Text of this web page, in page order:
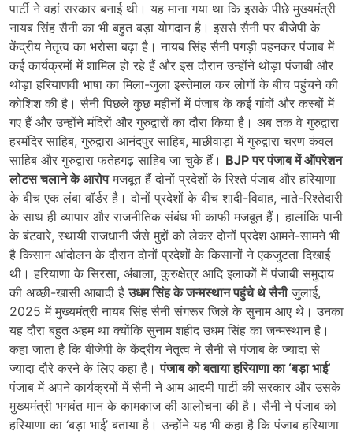
पार्टी ने वहां सरकार बनाई थी। यह माना गया था कि इसके पीछे मुख्यमंत्री
नायब सिंह सैनी का भी बहुत बड़ा योगदान है। इससे सैनी पर बीजेपी के
केंद्रीय नेतृत्व का भरोसा बढ़ा है। नायब सिंह सैनी पगड़ी पहनकर पंजाब में
कई कार्यक्रमों में शामिल हो रहे हैं और इस दौरान उन्होंने थोड़ा पंजाबी और
थोड़ा हरियाणवी भाषा का मिला-जुला इस्तेमाल कर लोगों के बीच पहुंचने की
कोशिश की है। सैनी पिछले कुछ महीनों में पंजाब के कई गांवों और कस्बों में
गए हैं और उन्होंने मंदिरों और गुरुद्वारों का दौरा किया है। अब तक वे गुरुद्वारा
हरमंदिर साहिब, गुरुद्वारा आनंदपुर साहिब, माछीवाड़ा में गुरुद्वारा चरण कंवल
साहिब और गुरुद्वारा फतेहगढ़ साहिब जा चुके हैं। BJP पर पंजाब में ऑपरेशन
लोटस चलाने के आरोपमजबूत हैं दोनों प्रदेशों के रिश्ते पंजाब और हरियाणा
के बीच एक लंबा बॉर्डर है। दोनों प्रदेशों के बीच शादी-विवाह, नाते-रिश्तेदारी
के साथ ही व्यापार और राजनीतिक संबंध भी काफी मजबूत हैं। हालांकि पानी
के बंटवारे, स्थायी राजधानी जैसे मुद्दों को लेकर दोनों प्रदेश आमने-सामने भी
है किसान आंदोलन के दौरान दोनों प्रदेशों के किसानों ने एकजुटता दिखाई
थी। हरियाणा के सिरसा, अंबाला, कुरुक्षेत्र आदि इलाकों में पंजाबी समुदाय
की अच्छी-खासी आबादी हैउधम सिंह के जन्मस्थान पहुंचे थे सैनीजुलाई,
2025 में मुख्यमंत्री नायब सिंह सैनी संगरूर जिले के सुनाम आए थे। उनका
यह दौरा बहुत अहम था क्योंकि सुनाम शहीद उधम सिंह का जन्मस्थान है।
कहा जाता है कि बीजेपी के केंद्रीय नेतृत्व ने सैनी से पंजाब के ज्यादा से
ज्यादा दौरे करने के लिए कहा है।पंजाब को बताया हरियाणा का ‘बड़ा भाई’
पंजाब में अपने कार्यक्रमों में सैनी ने आम आदमी पार्टी की सरकार और उसके
मुख्यमंत्री भगवंत मान के कामकाज की आलोचना की है। सैनी ने पंजाब को
हरियाणा का ‘बड़ा भाई’ बताया है। उन्होंने यह भी कहा है कि पंजाब हरियाणा